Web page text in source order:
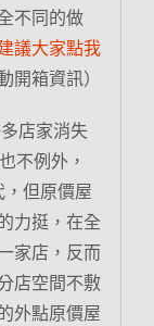
不同的做
議大家點我
開箱資訊）
店家消失
不例外，
，但原價屋
力挺，在全
家店，反而
店空間不敷
外點原價屋